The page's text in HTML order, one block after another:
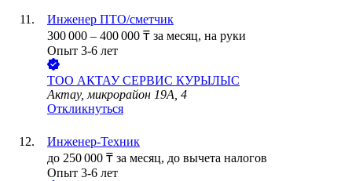
Инженер ПТО/сметчик
300 000 – 400 000 ₸ за месяц, на руки
Опыт 3-6 лет
ТОО АКТАУ СЕРВИС КУРЫЛЫС
Актау, микрорайон 19А, 4
Откликнуться
Инженер-Техник
до 250 000 ₸ за месяц, до вычета налогов
Опыт 3-6 лет